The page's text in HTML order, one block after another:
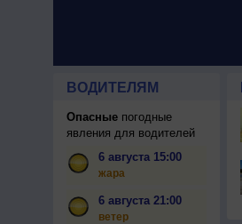
ВОДИТЕЛЯМ
Опасныепогодные
явления для водителей
6 августа 15:00
жара
6 августа 21:00
ветер